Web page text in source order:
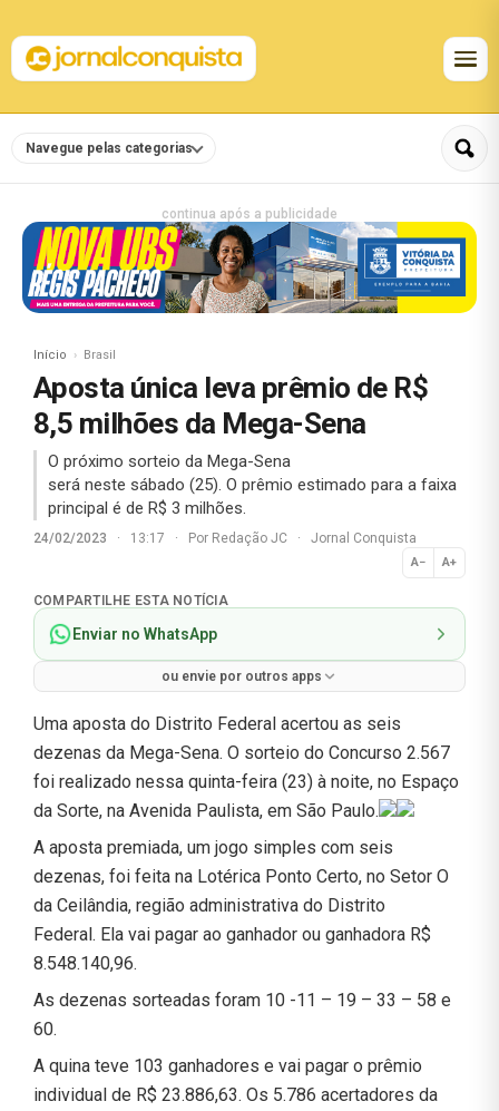
Navegue pelas categorias
continua após a publicidade
Início Brasil
Aposta única leva prêmio de R$
8,5 milhões da Mega-Sena
O próximo sorteio da Mega-Sena
será neste sábado (25). O prêmio estimado para a faixa
principal é de R$ 3 milhões.
24/02/2023 · 13:17 · Por Redação JC · Jornal Conquista
A− A+
Normal
COMPARTILHE ESTA NOTÍCIA
Enviar no WhatsApp
ou envie por outros apps
Uma aposta do Distrito Federal acertou as seis
dezenas da Mega-Sena. O sorteio do Concurso 2.567
foi realizado nessa quinta-feira (23) à noite, no Espaço
da Sorte, na Avenida Paulista, em São Paulo.
A aposta premiada, um jogo simples com seis
dezenas, foi feita na Lotérica Ponto Certo, no Setor O
da Ceilândia, região administrativa do Distrito
Federal. Ela vai pagar ao ganhador ou ganhadora R$
8.548.140,96.
As dezenas sorteadas foram 10 -11 – 19 – 33 – 58 e
60.
A quina teve 103 ganhadores e vai pagar o prêmio
individual de R$ 23.886,63. Os 5.786 acertadores da